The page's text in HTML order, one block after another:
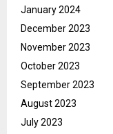
January 2024
December 2023
November 2023
October 2023
September 2023
August 2023
July 2023